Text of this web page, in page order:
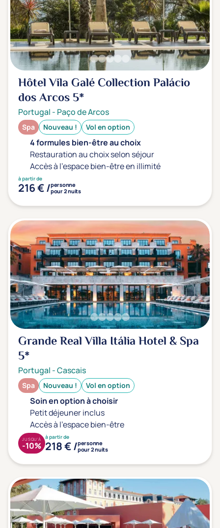
Hôtel Vila Galé Collection Palácio
dos Arcos5*
Portugal - Paço de Arcos
Spa Nouveau ! Vol en option
4 formules bien-être au choix
Restauration au choix selon séjour
Accès à l'espace bien-être en illimité
à partir de
216 € /personne
pour 2 nuits
Grande Real Villa Itália Hotel & Spa
5*
Portugal -Cascais
Spa Nouveau ! Vol en option
Soin en option à choisir
Petit déjeuner inclus
Accès à l'espace bien-être
à partir de
218 € /personne
pour 2 nuits
JUSQU'À
-10%